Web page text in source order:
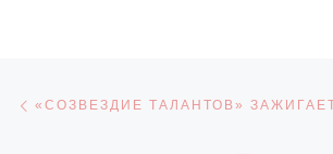
Навигация по
«СОЗВЕЗДИЕ ТАЛАНТОВ»